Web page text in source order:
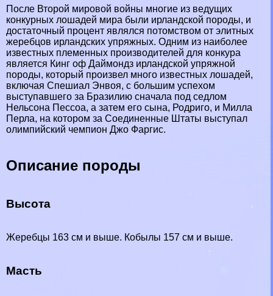
После Второй мировой войны многие из ведущих
конкурных лошадей мира были ирландской породы, и
достаточный процент являлся потомством от элитных
жеребцов ирландских упряжных. Одним из наиболее
известных племенных производителей для конкура
является Кинг оф Даймондз ирландской упряжной
породы, который произвел много известных лошадей,
включая Спешиал Энвоя, с большим успехом
выступавшего за Бразилию сначала под седлом
Нельсона Пессоа, а затем его сына, Родриго, и Милла
Перла, на котором за Соединенные Штаты выступал
олимпийский чемпион Джо Фаргис.
Описание породы
Высота
Жеребцы 163 см и выше. Кобылы 157 см и выше.
Масть